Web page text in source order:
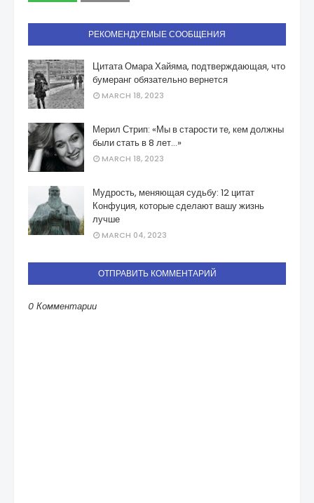
РЕКОМЕНДУЕМЫЕ СООБЩЕНИЯ
Цитата Омара Хайяма, подтверждающая, что
бумеранг обязательно вернется
MARCH 18, 2023
Мерил Стрип: «Мы в старости те, кем должны
были стать в 8 лет…»
MARCH 18, 2023
Мудрость, меняющая судьбу: 12 цитат
Конфуция, которые сделают вашу жизнь
лучше
MARCH 04, 2023
ОТПРАВИТЬ КОММЕНТАРИЙ
0 Комментарии